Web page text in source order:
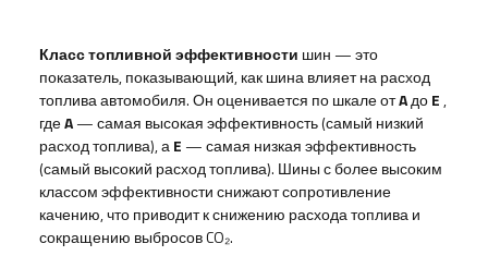
Класс топливной эффективности шин — это
показатель, показывающий, как шина влияет на расход
топлива автомобиля. Он оценивается по шкале отAдоE,
гдеA— самая высокая эффективность (самый низкий
расход топлива), аE — самая низкая эффективность
(самый высокий расход топлива). Шины с более высоким
классом эффективности снижают сопротивление
качению, что приводит к снижению расхода топлива и
сокращению выбросов CO₂.